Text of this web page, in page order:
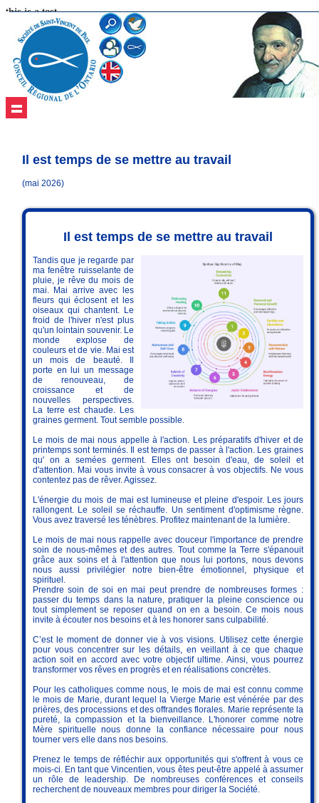
this is a test
Il est temps de se mettre au travail
(mai 2026)
Il est temps de se mettre au travail
Tandis que je regarde par
ma fenêtre ruisselante de
pluie, je rêve du mois de
mai. Mai arrive avec les
fleurs qui éclosent et les
oiseaux qui chantent. Le
froid de l'hiver n'est plus
qu'un lointain souvenir. Le
monde explose de
couleurs et de vie. Mai est
un mois de beauté. Il
porte en lui un message
de renouveau, de
croissance et de
nouvelles perspectives.
La terre est chaude. Les
graines germent. Tout semble possible.
Le mois de mai nous appelle à l'action. Les préparatifs d'hiver et de
printemps sont terminés. Il est temps de passer à l'action. Les graines
qu' on a semées germent. Elles ont besoin d'eau, de soleil et
d'attention. Mai vous invite à vous consacrer à vos objectifs. Ne vous
contentez pas de rêver. Agissez.
L'énergie du mois de mai est lumineuse et pleine d'espoir. Les jours
rallongent. Le soleil se réchauffe. Un sentiment d'optimisme règne.
Vous avez traversé les ténèbres. Profitez maintenant de la lumière.
Le mois de mai nous rappelle avec douceur l'importance de prendre
soin de nous-mêmes et des autres. Tout comme la Terre s'épanouit
grâce aux soins et à l'attention que nous lui portons, nous devons
nous aussi privilégier notre bien-être émotionnel, physique et
spirituel.
Prendre soin de soi en mai peut prendre de nombreuses formes :
passer du temps dans la nature, pratiquer la pleine conscience ou
tout simplement se reposer quand on en a besoin. Ce mois nous
invite à écouter nos besoins et à les honorer sans culpabilité.
C’est le moment de donner vie à vos visions. Utilisez cette énergie
pour vous concentrer sur les détails, en veillant à ce que chaque
action soit en accord avec votre objectif ultime. Ainsi, vous pourrez
transformer vos rêves en progrès et en réalisations concrètes.
Pour les catholiques comme nous, le mois de mai est connu comme
le mois de Marie, durant lequel la Vierge Marie est vénérée par des
prières, des processions et des offrandes florales. Marie représente la
pureté, la compassion et la bienveillance. L'honorer comme notre
Mère spirituelle nous donne la confiance nécessaire pour nous
tourner vers elle dans nos besoins.
Prenez le temps de réfléchir aux opportunités qui s'offrent à vous ce
mois-ci. En tant que Vincentien, vous êtes peut-être appelé à assumer
un rôle de leadership. De nombreuses conférences et conseils
recherchent de nouveaux membres pour diriger la Société.